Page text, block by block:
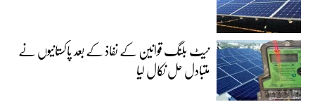
نیٹ بلنگ قوانین کے نفاذ کے بعد پاکستانیوں نے
متبادل حل نکال لیا